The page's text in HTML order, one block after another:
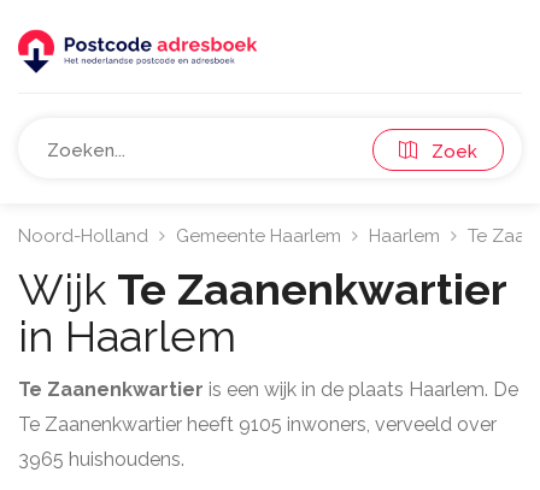
Zoek
Noord-Holland Gemeente Haarlem Haarlem Te
Wijk Te Zaanenkwartier
in Haarlem
Te Zaanenkwartier is een wijk in de plaats Haarlem. De
Te Zaanenkwartier heeft 9105 inwoners, verveeld over
3965 huishoudens.